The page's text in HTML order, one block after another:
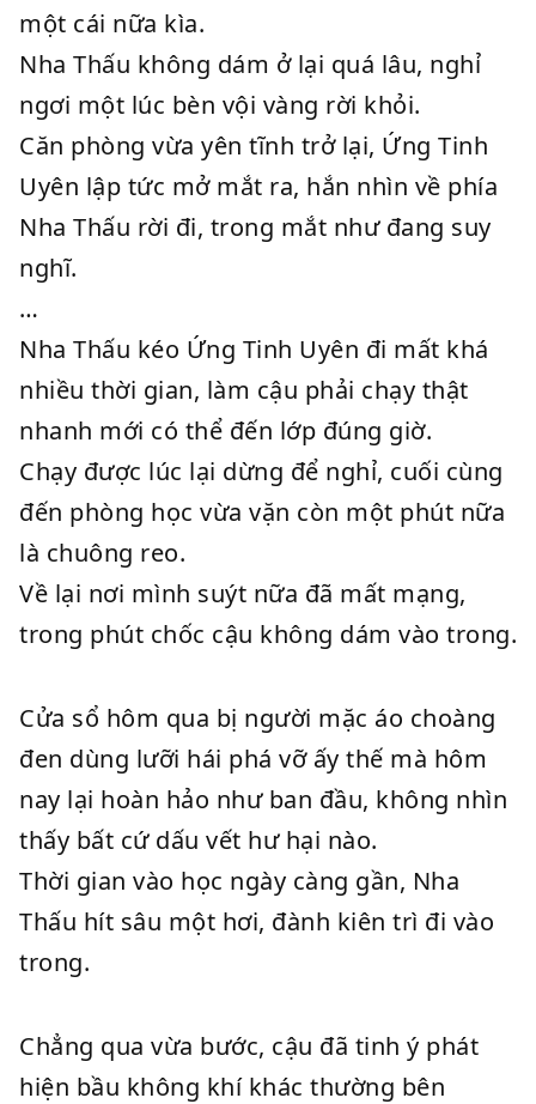
một cái nữa kìa.
Nha Thấu không dám ở lại quá lâu, nghỉ
ngơi một lúc bèn vội vàng rời khỏi.
Căn phòng vừa yên tĩnh trở lại, Ứng Tinh
Uyên lập tức mở mắt ra, hắn nhìn về phía
Nha Thấu rời đi, trong mắt như đang suy
nghĩ.
…
Nha Thấu kéo Ứng Tinh Uyên đi mất khá
nhiều thời gian, làm cậu phải chạy thật
nhanh mới có thể đến lớp đúng giờ.
Chạy được lúc lại dừng để nghỉ, cuối cùng
đến phòng học vừa vặn còn một phút nữa
là chuông reo.
Về lại nơi mình suýt nữa đã mất mạng,
trong phút chốc cậu không dám vào trong.
Cửa sổ hôm qua bị người mặc áo choàng
đen dùng lưỡi hái phá vỡ ấy thế mà hôm
nay lại hoàn hảo như ban đầu, không nhìn
thấy bất cứ dấu vết hư hại nào.
Thời gian vào học ngày càng gần, Nha
Thấu hít sâu một hơi, đành kiên trì đi vào
trong.
Chẳng qua vừa bước, cậu đã tinh ý phát
hiện bầu không khí khác thường bên